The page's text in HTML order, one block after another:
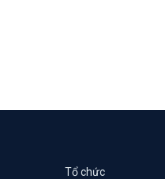
Tổ chức